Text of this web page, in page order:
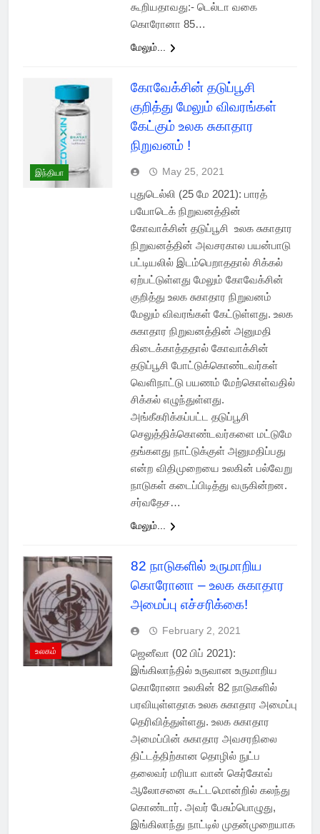
கூறியதாவது:- டெல்டா வகை
கொரோனா 85…
மேலும்...
இந்தியா
கோவேக்சின் தடுப்பூசி
குறித்து மேலும் விவரங்கள்
கேட்கும் உலக சுகாதார
நிறுவனம் !
May 25, 2021
புதுடெல்லி (25 மே 2021): பாரத்
பயோடெக் நிறுவனத்தின்
கோவாக்சின் தடுப்பூசி உலக சுகாதார
நிறுவனத்தின் அவசரகால பயன்பாடு
பட்டியலில் இடம்பெறாததால் சிக்கல்
ஏற்பட்டுள்ளது மேலும் கோவேக்சின்
குறித்து உலக சுகாதார நிறுவனம்
மேலும் விவரங்கள் கேட்டுள்ளது. உலக
சுகாதார நிறுவனத்தின் அனுமதி
கிடைக்காத்ததால் கோவாக்சின்
தடுப்பூசி போட்டுக்கொண்டவர்கள்
வெளிநாட்டு பயணம் மேற்கொள்வதில்
சிக்கல் எழுந்துள்ளது.
அங்கீகரிக்கப்பட்ட தடுப்பூசி
செலுத்திக்கொண்டவர்களை மட்டுமே
தங்களது நாட்டுக்குள் அனுமதிப்பது
என்ற விதிமுறையை உலகின் பல்வேறு
நாடுகள் கடைப்பிடித்து வருகின்றன.
சர்வதேச…
மேலும்...
உலகம்
82 நாடுகளில் உருமாறிய
கொரோனா – உலக சுகாதார
அமைப்பு எச்சரிக்கை!
February 2, 2021
ஜெனீவா (02 பிப் 2021):
இங்கிலாந்தில் உருவான உருமாறிய
கொரோனா உலகின் 82 நாடுகளில்
பரவியுள்ளதாக உலக சுகாதார அமைப்பு
தெரிவித்துள்ளது. உலக சுகாதார
அமைப்பின் சுகாதார அவசரநிலை
திட்டத்திற்கான தொழில் நுட்ப
தலைவர் மரியா வான் கெர்கோவ்
ஆலோசனை கூட்டமொன்றில் கலந்து
கொண்டார். அவர் பேசும்பொழுது,
இங்கிலாந்து நாட்டில் முதன்முறையாக